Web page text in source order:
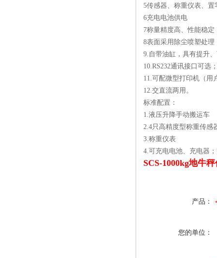
5传感器、称重仪表、
6充电电池供电
7称量精度高、性能稳定
8表面采用除尘喷塑处
9.自带油缸，具有提升
10.RS232通讯接口可选
11.可配微型打印机（用
12.交直流两用。
标准配置：
1.液压升降手动搬运车
2.4只高精度型称重传感
3.称重仪表
4.可充电电池、充电器
SCS-1000kg地牛
产品：
您的单位：